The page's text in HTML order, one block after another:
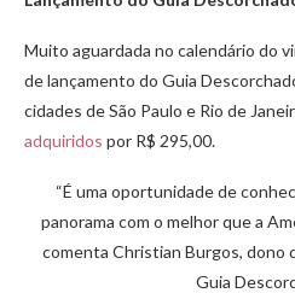
Muito aguardada no calendário do
de lançamento do Guia
cidades de São Paulo e Rio de
adquiridos por R$ 295,00.
“É uma oportunidade de
panorama com o melhor que a
comenta Christian Burgos, dono
Guia